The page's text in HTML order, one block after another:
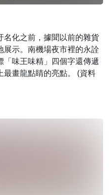
化之前，據聞以前的雜貨
示。南機場夜市裡的永詮
味王味精」四個字還傳遞
最畫龍點睛的亮點。 (資料